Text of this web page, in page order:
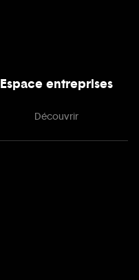
Espace entreprises
Découvrir